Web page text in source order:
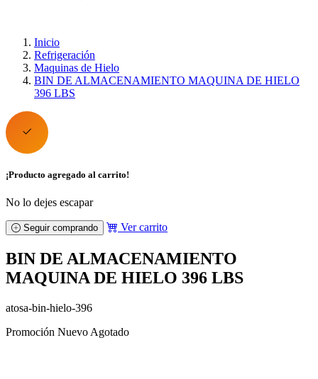
Inicio
Refrigeración
Maquinas de Hielo
BIN DE ALMACENAMIENTO MAQUINA DE HIELO
396 LBS
¡Producto agregado al carrito!
No lo dejes escapar
Seguir comprando Ver carrito
BIN DE ALMACENAMIENTO
MAQUINA DE HIELO 396 LBS
atosa-bin-hielo-396
Promoción Nuevo Agotado